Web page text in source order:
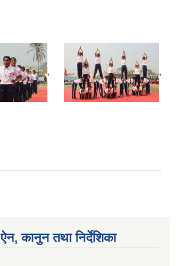
, ,
ऐन, कानुन तथा निर्देशिका